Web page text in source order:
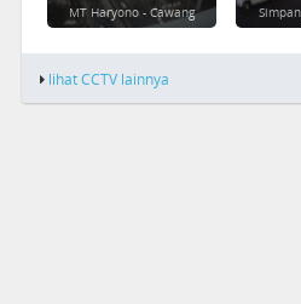
MT Haryono - Cawang
lihat CCTV lainnya